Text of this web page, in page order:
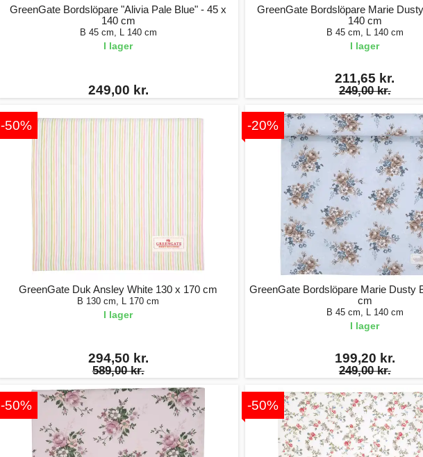
GreenGate Bordslöpare "Alivia Pale Blue" - 45 x
140 cm
B 45 cm, L 140 cm
I lager
249,00 kr.
GreenGate Bordslöpare Marie
140 cm
B 45 cm, L 140 cm
I lager
211,65 kr.
249,00 kr.
-50%
GreenGate Duk Ansley White 130 x 170 cm
B 130 cm, L 170 cm
I lager
294,50 kr.
589,00 kr.
-20%
GreenGate Bordslöpare Marie Dusty
cm
B 45 cm, L 140 cm
I lager
199,20 kr.
249,00 kr.
-50% -50%